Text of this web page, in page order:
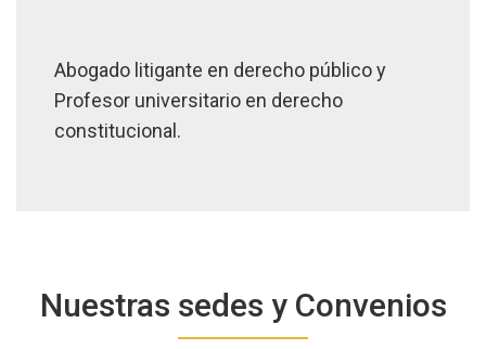
Abogado litigante en derecho público y
Profesor universitario en derecho
constitucional.
Nuestras sedes y Convenios